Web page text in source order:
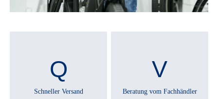
RÜCKTRITTBREMSE :
Schneller Versand Beratung vom Fachhändler